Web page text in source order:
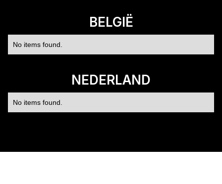
BELGIË
No items found.
NEDERLAND
No items found.